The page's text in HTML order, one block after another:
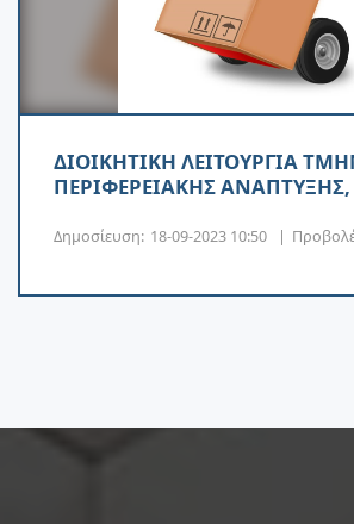
ΔΙΟΙΚΗΤΙΚΗ ΛΕΙΤΟΥΡΓΙΑ
ΠΕΡΙΦΕΡΕΙΑΚΗΣ
Δημοσίευση: 18-09-2023 10:50 |